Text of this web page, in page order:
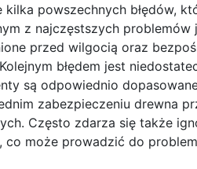
powszechnych błędów,
z najczęstszych problemów
przed wilgocią oraz
błędem jest
są odpowiednio
zabezpieczeniu drewna
Często zdarza się także
może prowadzić do